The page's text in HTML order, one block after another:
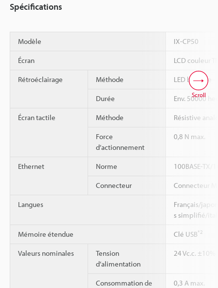
Spécifications
Modèle IX-CP50
Écran LCD couleur
Rétroéclairage Méthode LED blanche
Durée Env. 50000
Écran tactile Méthode Résistive
Force
d’actionnement
0,8 N max.
Ethernet Norme 100BASE-TX/
Connecteur Connecteur
Langues
Français/
s simplifié/
Mémoire étendue Clé USB*2
Valeurs nominales
Tension
d’alimentation
24 Vc.c.
Consommation de
0,3 A max.
Scroll